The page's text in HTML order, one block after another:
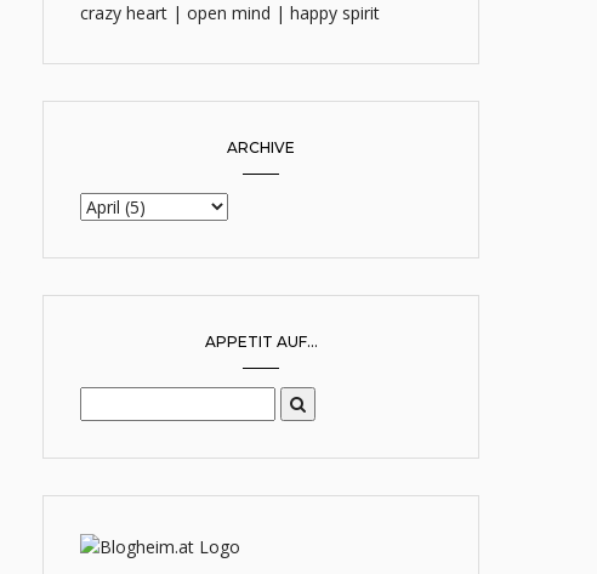
crazy heart | open mind | happy spirit
ARCHIVE
APPETIT AUF...